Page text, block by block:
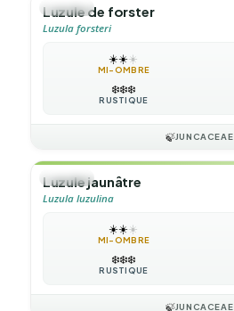
🌿HERBE
Luzule de forster
Luzula forsteri
☀️☀️☀️
MI-OMBRE
❄️❄️❄️
RUSTIQUE
🍃JUNCACEAE
🌿HERBE
Luzule jaunâtre
Luzula luzulina
☀️☀️☀️
MI-OMBRE
❄️❄️❄️
RUSTIQUE
🍃JUNCACEAE